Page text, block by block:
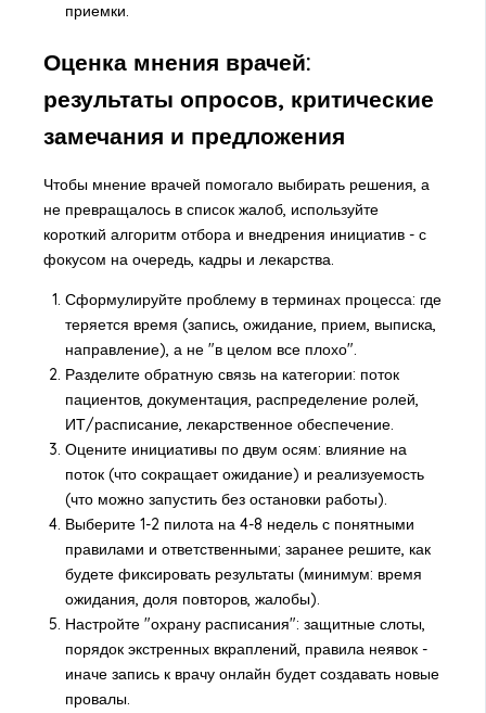
приемки.
Оценка мнения врачей:
результаты опросов, критические
замечания и предложения
Чтобы мнение врачей помогало выбирать решения, а
не превращалось в список жалоб, используйте
короткий алгоритм отбора и внедрения инициатив - с
фокусом на очередь, кадры и лекарства.
Сформулируйте проблему в терминах процесса: где
теряется время (запись, ожидание, прием, выписка,
направление), а не "в целом все плохо".
Разделите обратную связь на категории: поток
пациентов, документация, распределение ролей,
ИТ/расписание, лекарственное обеспечение.
Оцените инициативы по двум осям: влияние на
поток (что сокращает ожидание) и реализуемость
(что можно запустить без остановки работы).
Выберите 1-2 пилота на 4-8 недель с понятными
правилами и ответственными; заранее решите, как
будете фиксировать результаты (минимум: время
ожидания, доля повторов, жалобы).
Настройте "охрану расписания": защитные слоты,
порядок экстренных вкраплений, правила неявок -
иначе запись к врачу онлайн будет создавать новые
провалы.